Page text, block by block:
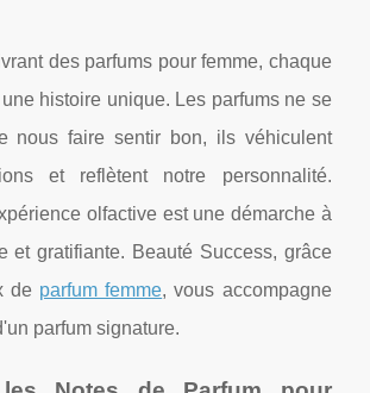
des parfums pour femme, chaque
histoire unique. Les parfums ne se
nous faire sentir bon, ils véhiculent
et reflètent notre personnalité.
olfactive est une démarche à
et gratifiante. Beauté Success, grâce
de parfum femme, vous accompagne
parfum signature.